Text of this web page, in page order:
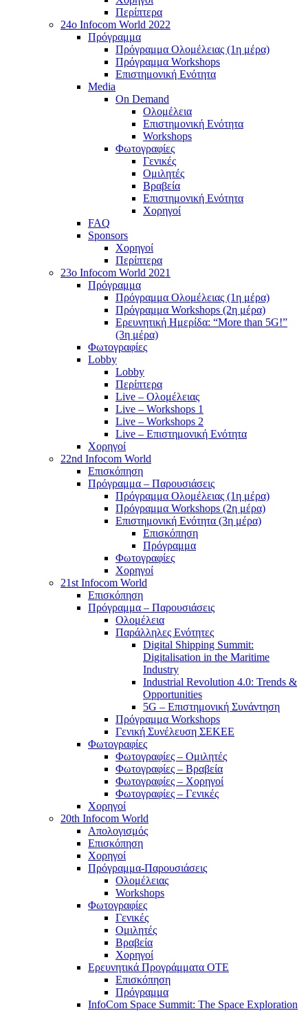
Περίπτερα
24o Infocom World 2022
Πρόγραμμα
Πρόγραμμα Ολομέλειας (1η μέρα)
Πρόγραμμα Workshops
Επιστημονική Ενότητα
Media
On Demand
Ολομέλεια
Επιστημονική Ενότητα
Workshops
Φωτογραφίες
Γενικές
Ομιλητές
Βραβεία
Επιστημονική Ενότητα
Χορηγοί
FAQ
Sponsors
Χορηγοί
Περίπτερα
23o Infocom World 2021
Πρόγραμμα
Πρόγραμμα Ολομέλειας (1η μέρα)
Πρόγραμμα Workshops (2η μέρα)
Ερευνητική Ημερίδα: “More than 5G!”
(3η μέρα)
Φωτογραφίες
Lobby
Lobby
Περίπτερα
Live – Ολομέλειας
Live – Workshops 1
Live – Workshops 2
Live – Επιστημονική Ενότητα
Χορηγοί
22nd Infocom World
Επισκόπηση
Πρόγραμμα – Παρουσιάσεις
Πρόγραμμα Ολομέλειας (1η μέρα)
Πρόγραμμα Workshops (2η μέρα)
Επιστημονική Ενότητα (3η μέρα)
Επισκόπηση
Πρόγραμμα
Φωτογραφίες
Χορηγοί
21st Infocom World
Επισκόπηση
Πρόγραμμα – Παρουσιάσεις
Ολομέλεια
Παράλληλες Ενότητες
Digital Shipping Summit:
Digitalisation in the Maritime
Industry
Industrial Revolution 4.0: Trends &
Opportunities
5G – Επιστημονική Συνάντηση
Πρόγραμμα Workshops
Γενική Συνέλευση ΣΕΚΕΕ
Φωτογραφίες
Φωτογραφίες – Ομιλητές
Φωτογραφίες – Βραβεία
Φωτογραφίες – Χορηγοί
Φωτογραφίες – Γενικές
Χορηγοί
20th Infocom World
Απολογισμός
Επισκόπηση
Χορηγοί
Πρόγραμμα-Παρουσιάσεις
Ολομέλειας
Workshops
Φωτογραφίες
Γενικές
Ομιλητές
Βραβεία
Χορηγοί
Ερευνητικά Προγράμματα ΟΤΕ
Επισκόπηση
Πρόγραμμα
InfoCom Space Summit: The Space Exploration